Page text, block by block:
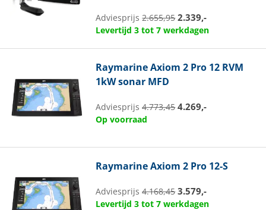
Adviesprijs2.655,95 2.339,-
Levertijd 3 tot 7 werkdagen
RaymarineAxiom 2 Pro 12 RVM
1kW sonar MFD
Adviesprijs4.773,45 4.269,-
Op voorraad
RaymarineAxiom 2 Pro 12-S
Adviesprijs4.168,45 3.579,-
Levertijd 3 tot 7 werkdagen